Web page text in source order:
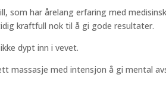
som har årelang erfaring med
kraftfull nok til å gi gode resultater.
dypt inn i vevet.
massasje med intensjon å gi mental